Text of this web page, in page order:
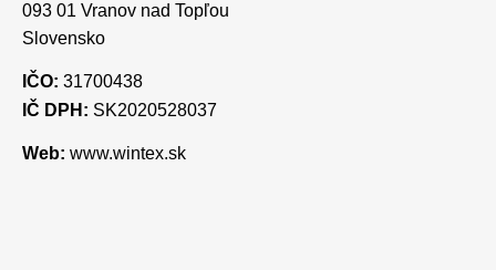
093 01 Vranov nad Topľou
Slovensko
IČO: 31700438
IČ DPH: SK2020528037
Web: www.wintex.sk